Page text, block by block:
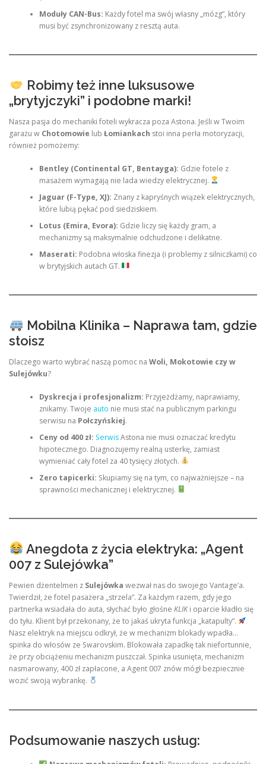
Moduły CAN-Bus: Każdy fotel ma swój własny „mózg”, który
musi być zsynchronizowany z resztą auta.
Robimy też inne luksusowe
„brytyjczyki” i podobne marki!
Nasza pasja do mechaniki foteli wykracza poza Astona. Jeśli w Twoim
garażu w Chotomowie lub Łomiankach stoi inna perła motoryzacji,
również pomożemy:
Bentley (Continental GT, Bentayga): Gdzie fotele z
masażem wymagają nie lada wiedzy elektrycznej.
Jaguar (F-Type, XJ): Znany z kapryśnych wiązek elektrycznych,
które lubią pękać pod siedziskiem.
Lotus (Emira, Evora): Gdzie liczy się każdy gram, a
mechanizmy są maksymalnie odchudzone i delikatne.
Maserati: Podobna włoska finezja (i problemy z silniczkami) co
w brytyjskich autach GT.
Mobilna Klinika – Naprawa tam, gdzie
stoisz
Dlaczego warto wybrać naszą pomoc na Woli, Mokotowie czy w
Sulejówku?
Dyskrecja i profesjonalizm: Przyjeżdżamy, naprawiamy,
znikamy. Twoje auto nie musi stać na publicznym parkingu
serwisu na Połczyńskiej.
Ceny od 400 zł: SerwisAstona nie musi oznaczać kredytu
hipotecznego. Diagnozujemy realną usterkę, zamiast
wymieniać cały fotel za 40 tysięcy złotych.
Zero tapicerki: Skupiamy się na tym, co najważniejsze – na
sprawności mechanicznej i elektrycznej.
Anegdota z życia elektryka: „Agent
007 z Sulejówka”
Pewien dżentelmen z Sulejówka wezwał nas do swojego Vantage’a.
Twierdził, że fotel pasażera „strzela”. Za każdym razem, gdy jego
partnerka wsiadała do auta, słychać było głośne KLIKi oparcie kładło się
do tyłu. Klient był przekonany, że to jakaś ukryta funkcja „katapulty”.
Nasz elektryk na miejscu odkrył, że w mechanizm blokady wpadła…
spinka do włosów ze Swarovskim. Blokowała zapadkę tak niefortunnie,
że przy obciążeniu mechanizm puszczał. Spinka usunięta, mechanizm
nasmarowany, 400 zł zapłacone, a Agent 007 znów mógł bezpiecznie
wozić swoją wybrankę.
Podsumowanie naszych usług: